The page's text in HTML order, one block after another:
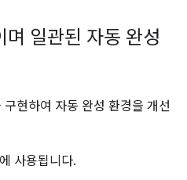
일관된 자동 완성
현하여 자동 완성 환경을 개선
사용됩니다.